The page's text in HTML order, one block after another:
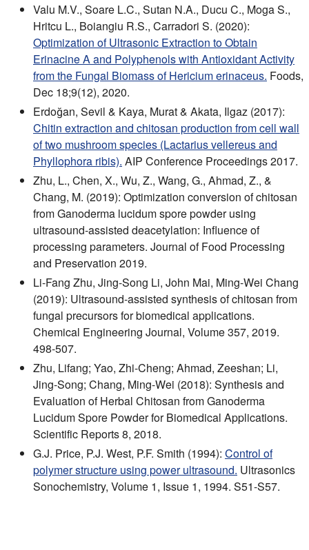
Valu M.V., Soare L.C., Sutan N.A., Ducu C., Moga S.,
Hritcu L., Boiangiu R.S., Carradori S. (2020):
Optimization of Ultrasonic Extraction to Obtain
Erinacine A and Polyphenols with Antioxidant Activity
from the Fungal Biomass of Hericium erinaceus. Foods,
Dec 18;9(12), 2020.
Erdoğan, Sevil & Kaya, Murat & Akata, Ilgaz (2017):
Chitin extraction and chitosan production from cell wall
of two mushroom species (Lactarius vellereus and
Phyllophora ribis). AIP Conference Proceedings 2017.
Zhu, L., Chen, X., Wu, Z., Wang, G., Ahmad, Z., &
Chang, M. (2019): Optimization conversion of chitosan
from Ganoderma lucidum spore powder using
ultrasound‐assisted deacetylation: Influence of
processing parameters. Journal of Food Processing
and Preservation 2019.
Li-Fang Zhu, Jing-Song Li, John Mai, Ming-Wei Chang
(2019): Ultrasound-assisted synthesis of chitosan from
fungal precursors for biomedical applications.
Chemical Engineering Journal, Volume 357, 2019.
498-507.
Zhu, Lifang; Yao, Zhi-Cheng; Ahmad, Zeeshan; Li,
Jing-Song; Chang, Ming-Wei (2018): Synthesis and
Evaluation of Herbal Chitosan from Ganoderma
Lucidum Spore Powder for Biomedical Applications.
Scientific Reports 8, 2018.
G.J. Price, P.J. West, P.F. Smith (1994): Control of
polymer structure using power ultrasound. Ultrasonics
Sonochemistry, Volume 1, Issue 1, 1994. S51-S57.